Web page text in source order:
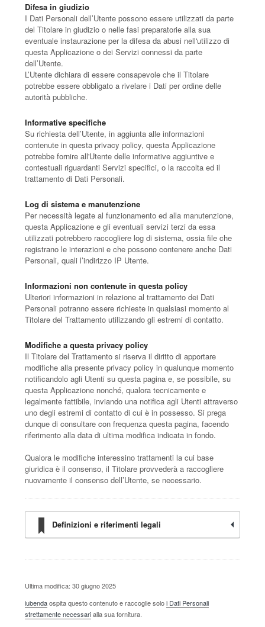
Difesa in giudizio
I Dati Personali dell’Utente possono essere utilizzati da parte
del Titolare in giudizio o nelle fasi preparatorie alla sua
eventuale instaurazione per la difesa da abusi nell'utilizzo di
questa Applicazione o dei Servizi connessi da parte
dell’Utente.
L’Utente dichiara di essere consapevole che il Titolare
potrebbe essere obbligato a rivelare i Dati per ordine delle
autorità pubbliche.
Informative specifiche
Su richiesta dell’Utente, in aggiunta alle informazioni
contenute in questa privacy policy, questa Applicazione
potrebbe fornire all'Utente delle informative aggiuntive e
contestuali riguardanti Servizi specifici, o la raccolta ed il
trattamento di Dati Personali.
Log di sistema e manutenzione
Per necessità legate al funzionamento ed alla manutenzione,
questa Applicazione e gli eventuali servizi terzi da essa
utilizzati potrebbero raccogliere log di sistema, ossia file che
registrano le interazioni e che possono contenere anche Dati
Personali, quali l’indirizzo IP Utente.
Informazioni non contenute in questa policy
Ulteriori informazioni in relazione al trattamento dei Dati
Personali potranno essere richieste in qualsiasi momento al
Titolare del Trattamento utilizzando gli estremi di contatto.
Modifiche a questa privacy policy
Il Titolare del Trattamento si riserva il diritto di apportare
modifiche alla presente privacy policy in qualunque momento
notificandolo agli Utenti su questa pagina e, se possibile, su
questa Applicazione nonché, qualora tecnicamente e
legalmente fattibile, inviando una notifica agli Utenti attraverso
uno degli estremi di contatto di cui è in possesso. Si prega
dunque di consultare con frequenza questa pagina, facendo
riferimento alla data di ultima modifica indicata in fondo.
Qualora le modifiche interessino trattamenti la cui base
giuridica è il consenso, il Titolare provvederà a raccogliere
nuovamente il consenso dell’Utente, se necessario.
Definizioni e riferimenti legali
Ultima modifica: 30 giugno 2025
iubendaospita questo contenuto e raccoglie soloi Dati Personali
strettamente necessarialla sua fornitura.